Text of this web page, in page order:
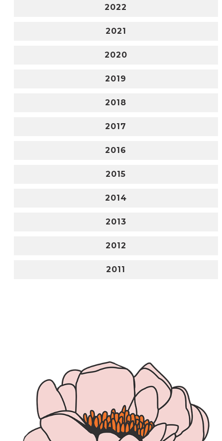
2022
2021
2020
2019
2018
2017
2016
2015
2014
2013
2012
2011